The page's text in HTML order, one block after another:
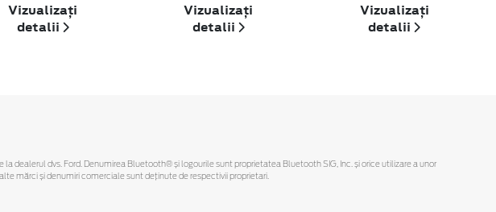
Vizualizați
detalii
Vizualizați
detalii
Vizualizați
detalii
dealerul dvs. Ford. Denumirea Bluetooth® și logourile sunt proprietatea Bluetooth SIG, Inc. și orice utilizare a unor
mărci și denumiri comerciale sunt deținute de respectivii proprietari.